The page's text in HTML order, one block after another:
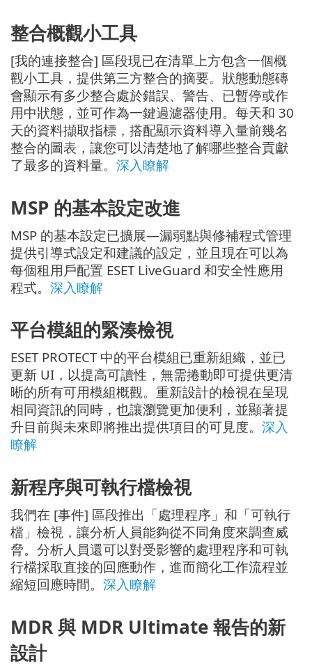
整合概觀小工具
[我的連接整合] 區段現已在清單上方包含一個概
觀小工具，提供第三方整合的摘要。狀態動態磚
會顯示有多少整合處於錯誤、警告、已暫停或作
用中狀態，並可作為一鍵過濾器使用。每天和 30
天的資料擷取指標，搭配顯示資料導入量前幾名
整合的圖表，讓您可以清楚地了解哪些整合貢獻
了最多的資料量。 深入瞭解
MSP 的基本設定改進
MSP 的基本設定已擴展—漏弱點與修補程式管理
提供引導式設定和建議的設定，並且現在可以為
每個租用戶配置 ESET LiveGuard 和安全性應用
程式。 深入瞭解
平台模組的緊湊檢視
ESET PROTECT 中的平台模組已重新組織，並已
更新 UI，以提高可讀性，無需捲動即可提供更清
晰的所有可用模組概觀。重新設計的檢視在呈現
相同資訊的同時，也讓瀏覽更加便利，並顯著提
升目前與未來即將推出提供項目的可見度。 深入
瞭解
新程序與可執行檔檢視
我們在 [事件] 區段推出「處理程序」和「可執行
檔」檢視，讓分析人員能夠從不同角度來調查威
脅。分析人員還可以對受影響的處理程序和可執
行檔採取直接的回應動作，進而簡化工作流程並
縮短回應時間。 深入瞭解
MDR 與 MDR Ultimate 報告的新
設計